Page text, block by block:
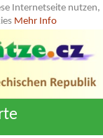
Internetseite nutzen,
Mehr Info